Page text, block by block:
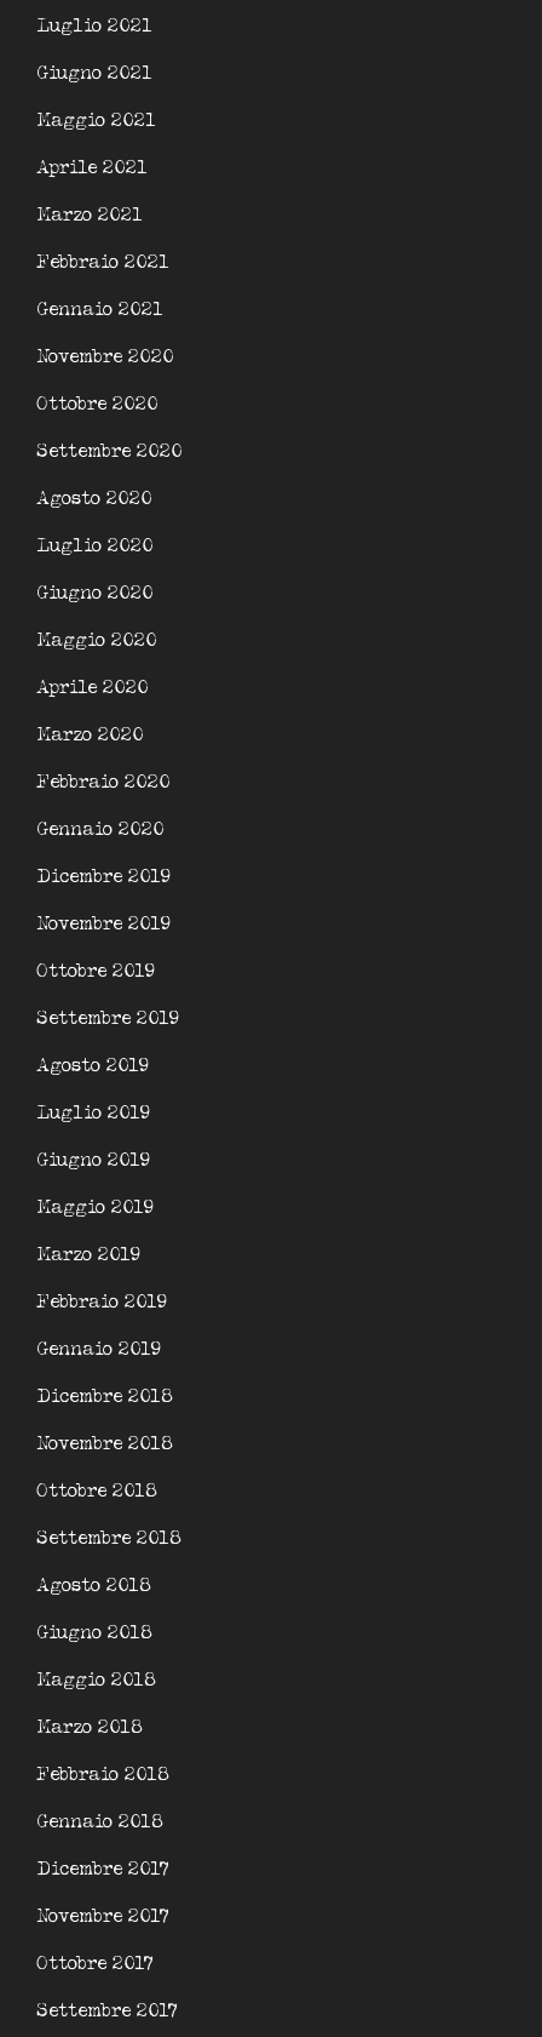
Luglio 2021
Giugno 2021
Maggio 2021
Aprile 2021
Marzo 2021
Febbraio 2021
Gennaio 2021
Novembre 2020
Ottobre 2020
Settembre 2020
Agosto 2020
Luglio 2020
Giugno 2020
Maggio 2020
Aprile 2020
Marzo 2020
Febbraio 2020
Gennaio 2020
Dicembre 2019
Novembre 2019
Ottobre 2019
Settembre 2019
Agosto 2019
Luglio 2019
Giugno 2019
Maggio 2019
Marzo 2019
Febbraio 2019
Gennaio 2019
Dicembre 2018
Novembre 2018
Ottobre 2018
Settembre 2018
Agosto 2018
Giugno 2018
Maggio 2018
Marzo 2018
Febbraio 2018
Gennaio 2018
Dicembre 2017
Novembre 2017
Ottobre 2017
Settembre 2017